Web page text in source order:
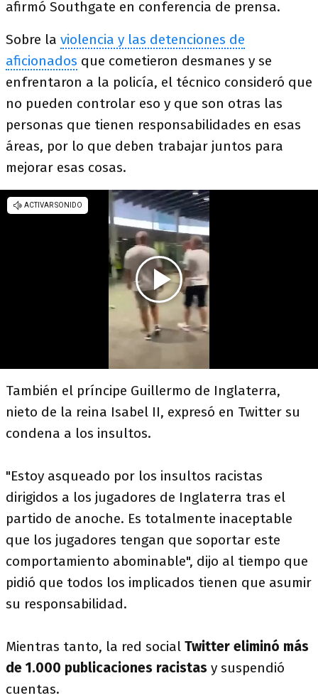
afirmó Southgate en conferencia de prensa.
Sobre la violencia y las detenciones de
aficionados que cometieron desmanes y se
enfrentaron a la policía, el técnico consideró que
no pueden controlar eso y que son otras las
personas que tienen responsabilidades en esas
áreas, por lo que deben trabajar juntos para
mejorar esas cosas.
También el príncipe Guillermo de Inglaterra,
nieto de la reina Isabel II, expresó en Twitter su
condena a los insultos.
"Estoy asqueado por los insultos racistas
dirigidos a los jugadores de Inglaterra tras el
partido de anoche. Es totalmente inaceptable
que los jugadores tengan que soportar este
comportamiento abominable", dijo al tiempo que
pidió que todos los implicados tienen que asumir
su responsabilidad.
Mientras tanto, la red social Twitter eliminó más
de 1.000 publicaciones racistas y suspendió
cuentas.